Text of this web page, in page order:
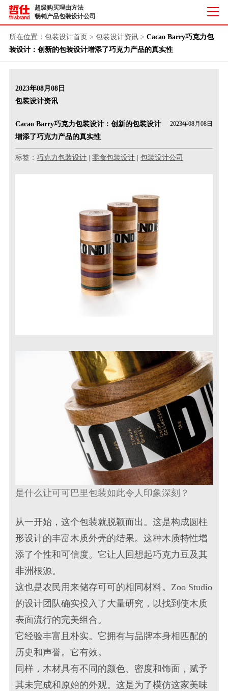
超级购买理由方法
畅销产品包装设计公司
所在位置： 包装设计首页 > 包装设计资讯> Cacao Barry巧克力包
装设计：创新的包装设计增添了巧克力产品的真实性
2023年08月08日
包装设计资讯
Cacao Barry巧克力包装设计：创新的包装设计
增添了巧克力产品的真实性
2023年08月08日
标签：巧克力包装设计 |零食包装设计 |包装设计公司
是什么让可可巴里包装如此令人印象深刻？
从一开始，这个包装就脱颖而出。这是构成圆柱
形设计的丰富木质外壳的结果。这种木质特性增
添了个性和可信度。它让人回想起巧克力豆及其
非洲根源。
这也是农民用来储存可可的相同材料。Zoo Studio
的设计团队确实投入了大量研究，以找到使木质
表面流行的完美组合。
它经验丰富且朴实。它拥有与品牌本身相匹配的
历史和声誉。它有效。
同样，木材具有不同的颜色、密度和饰面，赋予
其未完成和原始的外观。这是为了模仿这家美味